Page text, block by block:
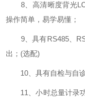
8、高清晰度背光
操作简单，易学易懂；
9、具有RS485、
出；(选配)
10、具有自检与自诊
11、小时总量计录功